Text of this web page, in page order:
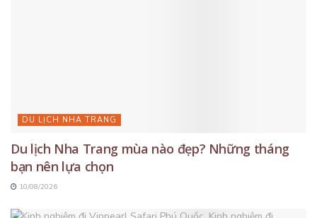
DU LỊCH NHA TRANG
Du lịch Nha Trang mùa nào đẹp? Những tháng
bạn nên lựa chọn
10/08/2026